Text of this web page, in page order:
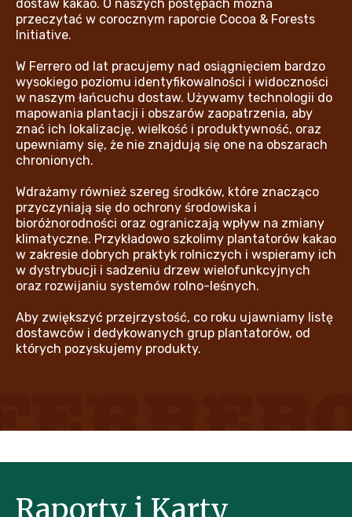
dostaw kakao. O naszych postępach można
przeczytać w corocznym raporcie Cocoa & Forests
Initiative.
W Ferrero od lat pracujemy nad osiągnięciem bardzo
wysokiego poziomu identyfikowalności i widoczności
w naszym łańcuchu dostaw. Używamy technologii do
mapowania plantacji i obszarów zaopatrzenia, aby
znać ich lokalizację, wielkość i produktywność, oraz
upewniamy się, że nie znajdują się one na obszarach
chronionych.
Wdrażamy również szereg środków, które znacząco
przyczyniają się do ochrony środowiska i
bioróżnorodności oraz ograniczają wpływ na zmiany
klimatyczne. Przykładowo szkolimy plantatorów kakao
w zakresie dobrych praktyk rolniczych i wspieramy ich
w dystrybucji i sadzeniu drzew wielofunkcyjnych
oraz rozwijaniu systemów rolno-leśnych.
Aby zwiększyć przejrzystość, co roku ujawniamy listę
dostawców i dedykowanych grup plantatorów, od
których pozyskujemy produkty.
Raporty i Karty